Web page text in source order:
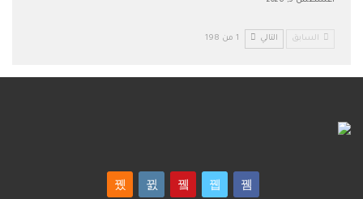
السابق التالي 1 من 198